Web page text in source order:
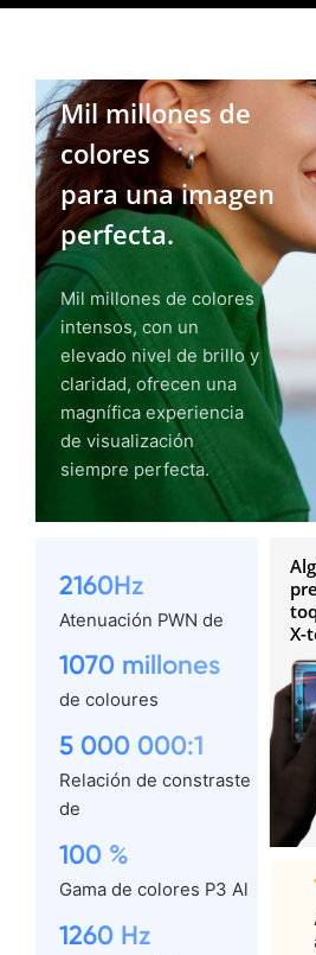
Mil millones de
colores
para una imagen
perfecta.
Mil millones de colores
intensos, con un
elevado nivel de brillo y
claridad, ofrecen una
magnífica experiencia
de visualización
siempre perfecta.
2160Hz
Atenuación PWN de
1070 millones
de coloures
5 000 000:1
Relación de constraste
de
100 %
Gama de colores P3 Al
1260 Hz
X-